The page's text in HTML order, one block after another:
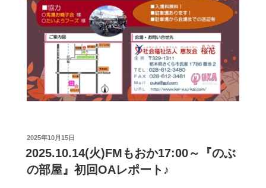
投
稿
日:
2025年10月15日
2025.10.14(火)FMもおか17:00～『のぶ
の部屋』初回OAレポート♪